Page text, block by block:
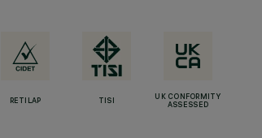
RETILAP TISI
UK CONFORMITY
ASSESSED